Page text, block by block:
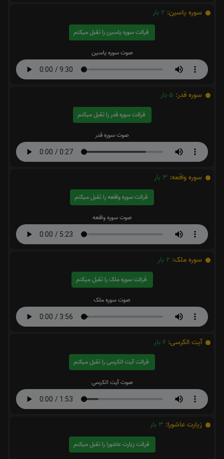
سوره یاسین: 2 بار
قرائت سوره یاسین را تقبل میکنم
صوت سوره یاسین
سوره قدر: 5 بار
قرائت سوره قدر را تقبل میکنم
صوت سوره قدر
سوره واقعه: 3 بار
قرائت سوره واقعه را تقبل میکنم
صوت سوره واقعه
سوره ملک: 2 بار
قرائت سوره ملک را تقبل میکنم
صوت سوره ملک
آیت الکرسی: 6 بار
قرائت آیت الکرسی را تقبل میکنم
صوت آیت الکرسی
زیارت عاشورا: 3 بار
قرائت زیارت عاشورا را تقبل میکنم